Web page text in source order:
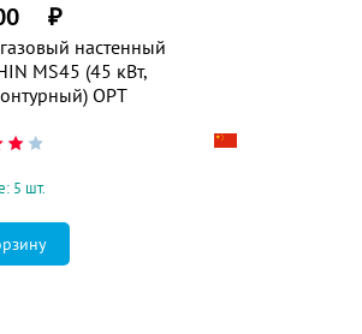
настенный
MS45 (45 кВт,
ОРТ
₽
5 шт.